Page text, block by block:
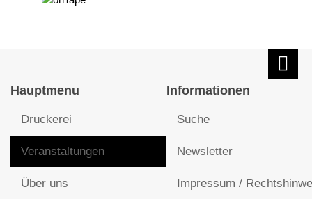
Hauptmenu
Druckerei
Veranstaltungen
Über uns
Informationen
Suche
Newsletter
Impressum /